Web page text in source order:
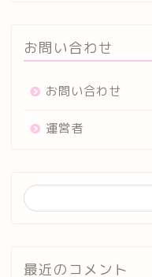
お問い合わせ
お問い合わせ
運営者
最近のコメント